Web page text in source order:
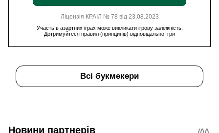
Ліцензія КРАІЛ № 78 від 23.08.2023
Участь в азартних іграх може викликати ігрову залежність.
Дотримуйтеся правил (принципів) відповідальної гри
Всі букмекери